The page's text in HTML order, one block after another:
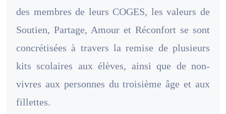
des membres de leurs COGES, les valeurs de
Soutien, Partage, Amour et Réconfort se sont
concrétisées à travers la remise de plusieurs
kits scolaires aux élèves, ainsi que de non-
vivres aux personnes du troisième âge et aux
fillettes.